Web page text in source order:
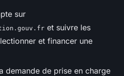
sur
et suivre les
et financer une
demande de prise en charge